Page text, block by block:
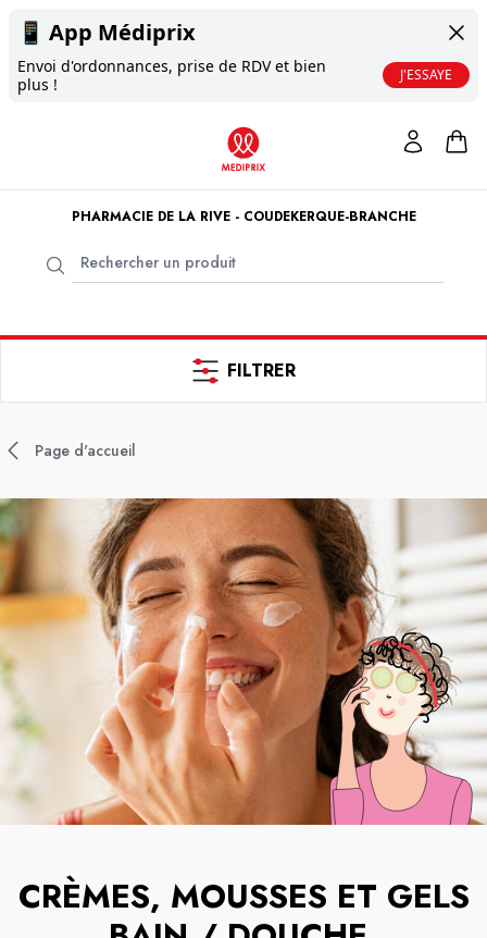
📱 App Médiprix
Envoi d'ordonnances, prise de RDV et bien
plus !
J'ESSAYE
PHARMACIE DE LA RIVE - COUDEKERQUE-BRANCHE
FILTRER
Page d'accueil
CRÈMES, MOUSSES ET GELS